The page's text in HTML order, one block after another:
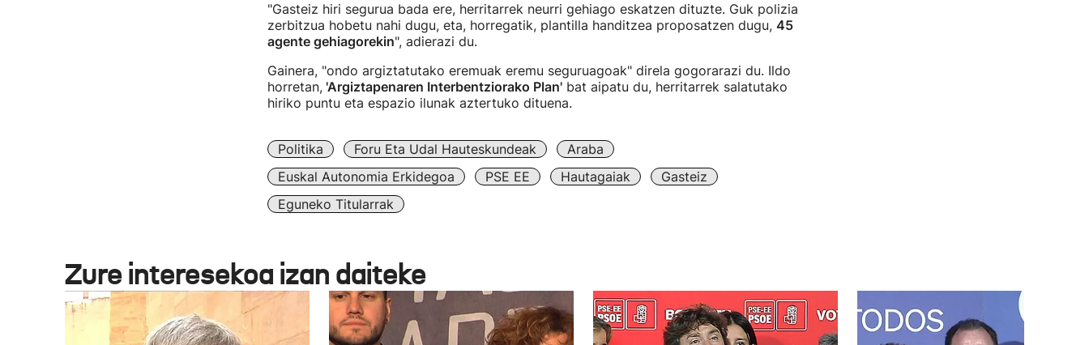
"Gasteiz hiri segurua bada ere, herritarrek neurri gehiago eskatzen dituzte. Guk polizia
zerbitzua hobetu nahi dugu, eta, horregatik, plantilla handitzea proposatzen dugu, 45
agente gehiagorekin", adierazi du.
Gainera, "ondo argiztatutako eremuak eremu seguruagoak" direla gogorarazi du. Ildo
horretan,'Argiztapenaren Interbentziorako Plan'bat aipatu du, herritarrek salatutako
hiriko puntu eta espazio ilunak aztertuko dituena.
Politika Foru Eta Udal Hauteskundeak
Araba
Euskal Autonomia Erkidegoa
PSE EE Hautagaiak
Gasteiz
Eguneko Titularrak
Zure interesekoa izan daiteke